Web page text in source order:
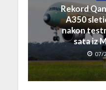
Rekord
A350
nakon
sata iz
07/